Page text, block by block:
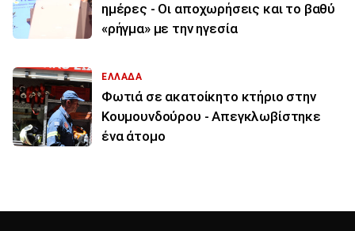
ημέρες - Οι αποχωρήσεις και το βαθύ
«ρήγμα» με την ηγεσία
ΕΛΛΑΔΑ
Φωτιά σε ακατοίκητο κτήριο στην
Κουμουνδούρου - Απεγκλωβίστηκε
ένα άτομο